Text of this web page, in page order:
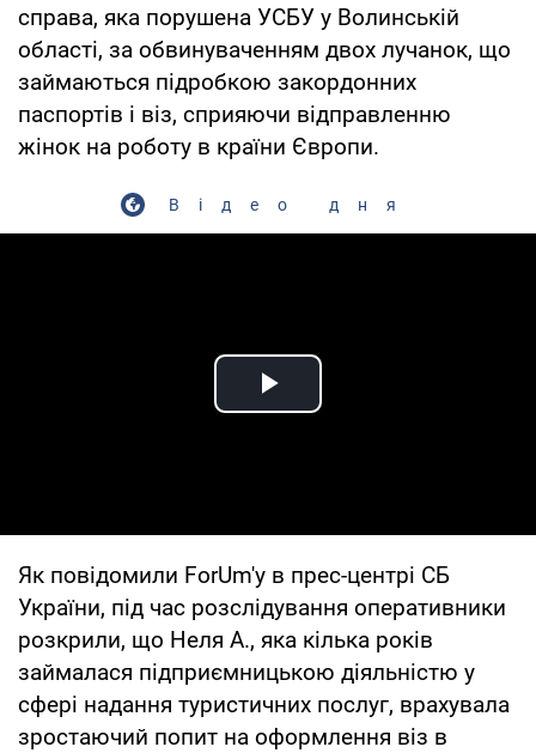
справа, яка порушена УСБУ у Волинській
області, за обвинуваченням двох лучанок, що
займаються підробкою закордонних
паспортів і віз, сприяючи відправленню
жінок на роботу в країни Європи.
Відео дня
Play Video
Як повідомили ForUm'у в прес-центрі СБ
України, під час розслідування оперативники
розкрили, що Неля А., яка кілька років
займалася підприємницькою діяльністю у
сфері надання туристичних послуг, врахувала
зростаючий попит на оформлення віз в